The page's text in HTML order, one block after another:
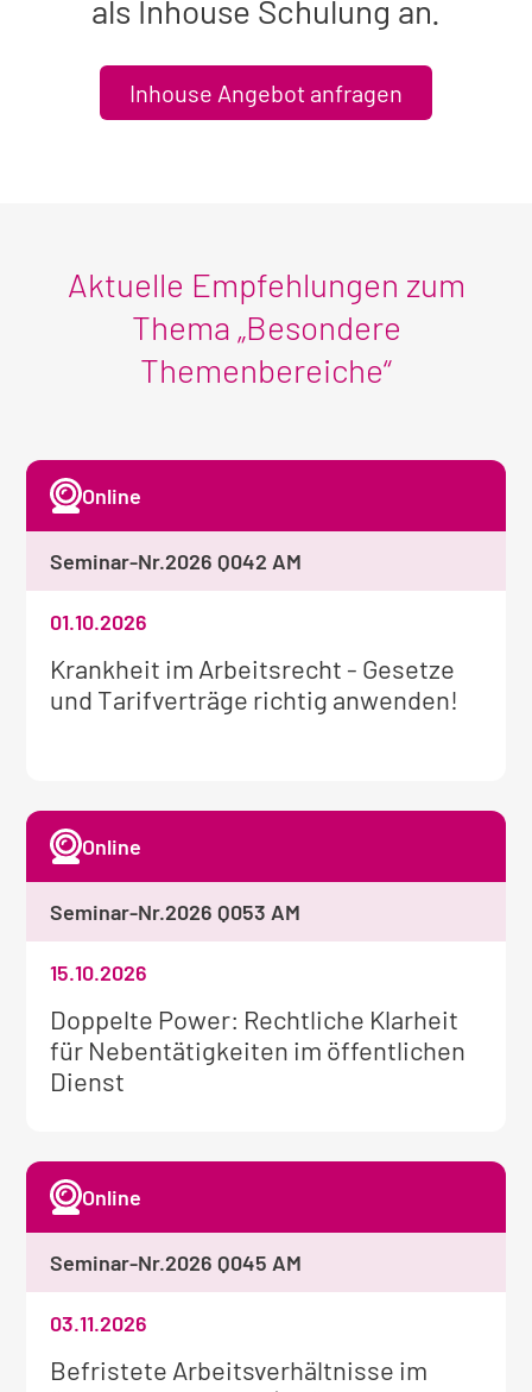
als Inhouse Schulung an.
Inhouse Angebot anfragen
Aktuelle Empfehlungen zum
Thema „Besondere
Themenbereiche“
Weitere
Informationen
Krankheit im Arbeitsrecht - Gesetze
und Tarifverträge richtig anwenden!
01.10.2026
Online
Seminar-Nr.2026 Q042 AM
Weitere
Informationen
zum
Doppelte Power: Rechtliche Klarheit
für Nebentätigkeiten im öffentlichen
Dienst
15.10.2026
Online
Seminar-Nr.2026 Q053 AM
Weitere
Befristete Arbeitsverhältnisse im
03.11.2026
Online
Seminar-Nr.2026 Q045 AM